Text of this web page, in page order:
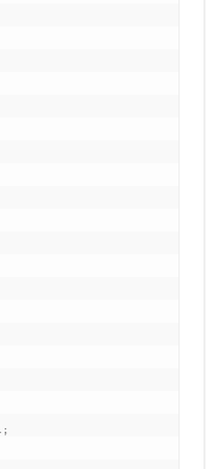
;